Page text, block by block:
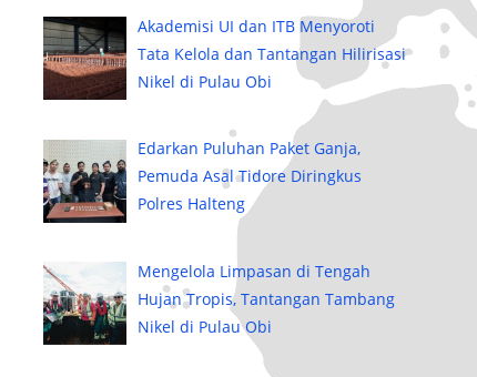
Akademisi UI dan ITB Menyoroti
Tata Kelola dan Tantangan Hilirisasi
Nikel di Pulau Obi
Edarkan Puluhan Paket Ganja,
Pemuda Asal Tidore Diringkus
Polres Halteng
Mengelola Limpasan di Tengah
Hujan Tropis, Tantangan Tambang
Nikel di Pulau Obi